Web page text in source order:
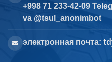
+998 71 233-42-09
va @tsul_anonimbot
электронная почта: